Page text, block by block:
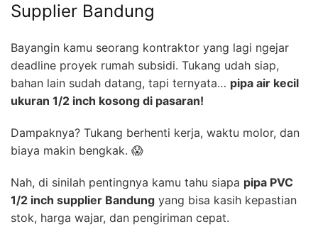
Supplier Bandung
Bayangin kamu seorang kontraktor yang lagi ngejar
deadline proyek rumah subsidi. Tukang udah siap,
bahan lain sudah datang, tapi ternyata… pipa air kecil
ukuran 1/2 inch kosong di pasaran!
Dampaknya? Tukang berhenti kerja, waktu molor, dan
biaya makin bengkak. 😱
Nah, di sinilah pentingnya kamu tahu siapa pipa PVC
1/2 inch supplier Bandung yang bisa kasih kepastian
stok, harga wajar, dan pengiriman cepat.